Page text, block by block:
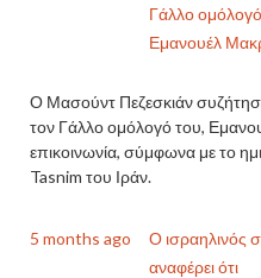
Γάλλο
Εμανουέλ
Ο Μασούντ Πεζεσκιάν συζήτησε
τον Γάλλο ομόλογό του,
επικοινωνία, σύμφωνα με το
Tasnim του Ιράν.
5 months ago
Ο ισραηλινός
αναφέρει ότι